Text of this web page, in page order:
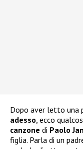
Dopo aver letto una
adesso, ecco
canzone di Paolo
figlia. Parla di un